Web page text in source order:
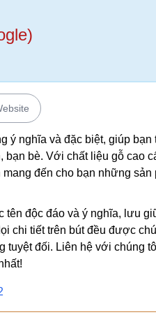
ý nghĩa và đặc biệt, giúp bạn
bè. Với chất liệu gỗ cao
đến cho bạn những sản
tên độc đáo và ý nghĩa, lưu
chi tiết trên bút đều được
tuyệt đối. Liên hệ với chúng